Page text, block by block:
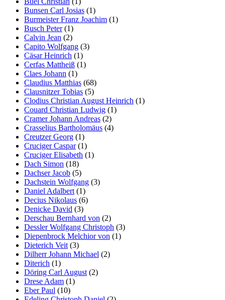
Bunsen Carl Josias (1)
Burmeister Franz Joachim (1)
Busch Peter(1)
Calvin Jean (2)
Capito Wolfgang (3)
Cäsar Heinrich (1)
Cerfas Mattheiß (1)
Claes Johann (1)
Claudius Matthias (68)
Clausnitzer Tobias (5)
Clodius Christian August Heinrich (1)
Couard Christian Ludwig (1)
Cramer Johann Andreas (2)
Crasselius Bartholomäus (4)
Creutzer Georg (1)
Cruciger Caspar(1)
Cruciger Elisabeth (1)
Dach Simon (18)
Dachser Jacob (5)
Dachstein Wolfgang (3)
Daniel Adalbert (1)
Decius Nikolaus (6)
Denicke David (3)
Derschau Bernhard von (2)
Dessler Wolfgang Christoph (3)
Diepenbrock Melchior von (1)
Dieterich Veit (3)
Dilherr Johann Michael (2)
Diterich (1)
Döring Carl August (2)
Drese Adam (1)
Eber Paul (10)